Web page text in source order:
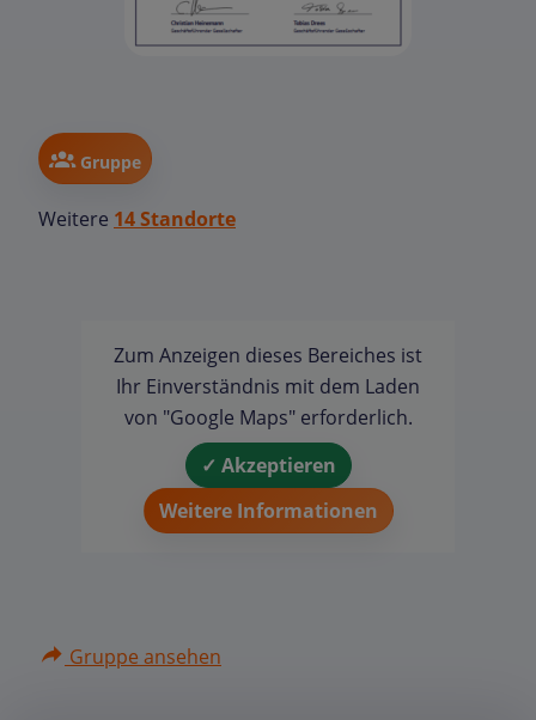
Gruppe
Weitere 14 Standorte
Zum Anzeigen dieses Bereiches ist
Ihr Einverständnis mit dem Laden
von "Google Maps" erforderlich.
✓ Akzeptieren
Weitere Informationen
Gruppe ansehen